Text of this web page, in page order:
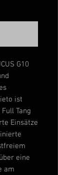
G10
ist
Tang
Einsätze
eine
am